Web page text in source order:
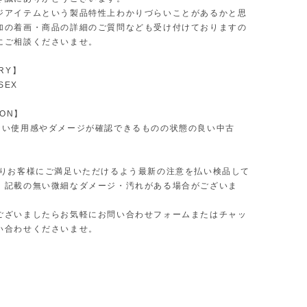
アイテムという製品特性上わかりづらいことがあるかと思
の着画・商品の詳細のご質問なども受け付けておりますの
ご相談くださいませ。
】
】
使用感やダメージが確認できるものの状態の良い中古
お客様にご満足いただけるよう最新の注意を払い検品して
記載の無い微細なダメージ・汚れがある場合がございま
ざいましたらお気軽にお問い合わせフォームまたはチャッ
合わせくださいませ。